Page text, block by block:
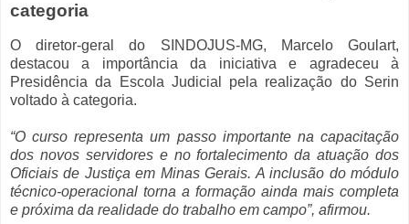
categoria
O diretor-geral do SINDOJUS-MG, Marcelo Goulart,
destacou a importância da iniciativa e agradeceu à
Presidência da Escola Judicial pela realização do Serin
voltado à categoria.
“O curso representa um passo importante na capacitação
dos novos servidores e no fortalecimento da atuação dos
Oficiais de Justiça em Minas Gerais. A inclusão do módulo
técnico-operacional torna a formação ainda mais completa
e próxima da realidade do trabalho em campo”, afirmou.